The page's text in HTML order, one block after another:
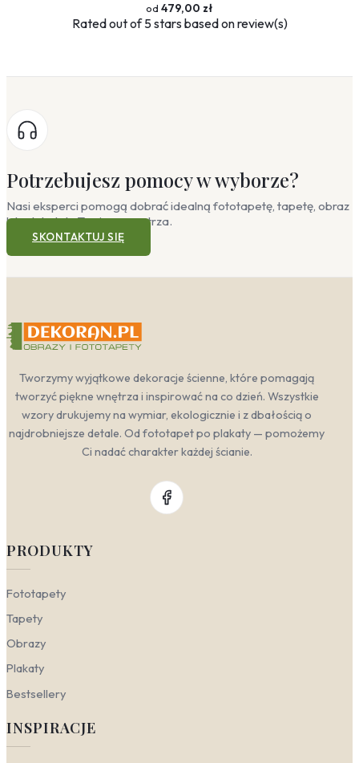
479,00 zł
Ratedout of 5 stars based onreview(s)
Potrzebujesz pomocy w wyborze?
Nasi eksperci pomogą dobrać idealną fototapetę, tapetę, obraz
lub plakat do Twojego wnętrza.
SKONTAKTUJ SIĘ
Tworzymy wyjątkowe dekoracje ścienne, które pomagają
tworzyć piękne wnętrza i inspirować na co dzień. Wszystkie
wzory drukujemy na wymiar, ekologicznie i z dbałością o
najdrobniejsze detale. Od fototapet po plakaty — pomożemy
Ci nadać charakter każdej ścianie.
PRODUKTY
Fototapety
Tapety
Obrazy
Plakaty
Bestsellery
INSPIRACJE